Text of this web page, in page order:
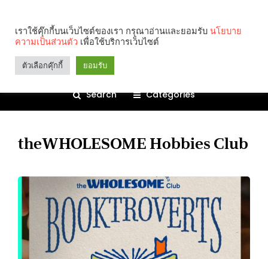
Search Categories
theWHOLESOME Hobbies Club
เราใช้คุ๊กกี้บนเว็บไซต์ของเรา กรุณาอ่านและยอมรับ นโยบาย
ความเป็นส่วนตัว เพื่อใช้บริการเว็บไซต์
ตัวเลือกคุ๊กกี้ ยอมรับ